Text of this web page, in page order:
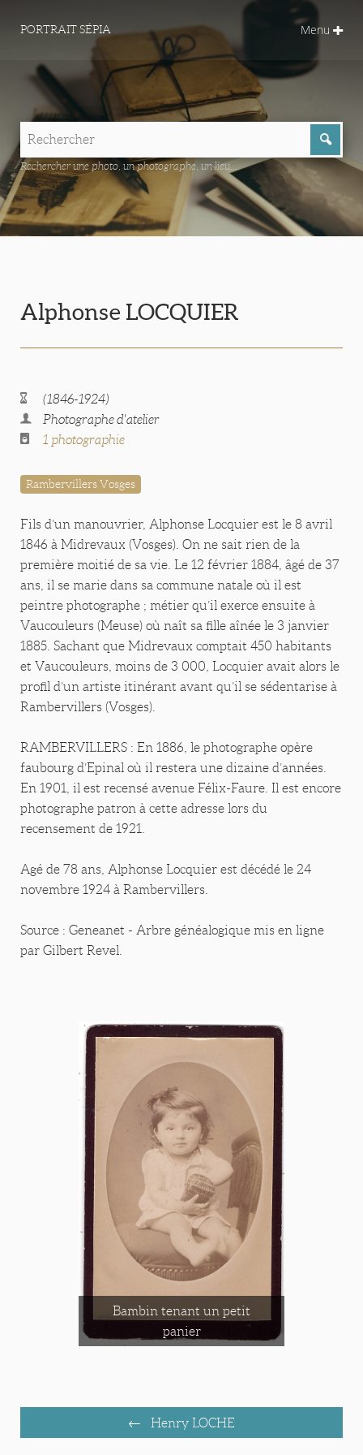
PORTRAIT SÉPIA Menu
Rechercher une photo, un photographe, un lieu...
Alphonse LOCQUIER
(1846-1924)
Photographe d'atelier
1 photographie
Rambervillers Vosges
Fils d’un manouvrier, Alphonse Locquier est le 8 avril
1846 à Midrevaux (Vosges). On ne sait rien de la
première moitié de sa vie. Le 12 février 1884, âgé de 37
ans, il se marie dans sa commune natale où il est
peintre photographe ; métier qu’il exerce ensuite à
Vaucouleurs (Meuse) où naît sa fille aînée le 3 janvier
1885. Sachant que Midrevaux comptait 450 habitants
et Vaucouleurs, moins de 3 000, Locquier avait alors le
profil d’un artiste itinérant avant qu’il se sédentarise à
Rambervillers (Vosges).
RAMBERVILLERS : En 1886, le photographe opère
faubourg d’Epinal où il restera une dizaine d’années.
En 1901, il est recensé avenue Félix-Faure. Il est encore
photographe patron à cette adresse lors du
recensement de 1921.
Agé de 78 ans, Alphonse Locquier est décédé le 24
novembre 1924 à Rambervillers.
Source : Geneanet - Arbre généalogique mis en ligne
par Gilbert Revel.
Bambin tenant un petit
panier
Henry LOCHE